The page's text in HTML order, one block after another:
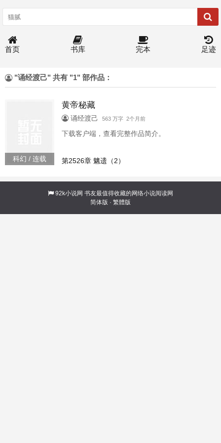
首页 书库 完本 足迹
"诵经渡己" 共有 "1" 部作品：
科幻 / 连载
黄帝秘藏
诵经渡己 563 万字 2个月前
下载客户端，查看完整作品简介。
第2526章 魑遗（2）
92k小说网 书友最值得收藏的网络小说阅读网
简体版 · 繁體版